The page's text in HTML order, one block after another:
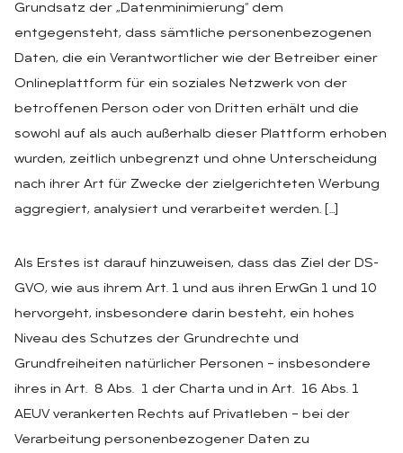
Grundsatz der „Datenminimierung“ dem
entgegensteht, dass sämtliche personenbezogenen
Daten, die ein Verantwortlicher wie der Betreiber einer
Onlineplattform für ein soziales Netzwerk von der
betroffenen Person oder von Dritten erhält und die
sowohl auf als auch außerhalb dieser Plattform erhoben
wurden, zeitlich unbegrenzt und ohne Unterscheidung
nach ihrer Art für Zwecke der zielgerichteten Werbung
aggregiert, analysiert und verarbeitet werden. […]
Als Erstes ist darauf hinzuweisen, dass das Ziel der DS-
GVO, wie aus ihrem Art. 1 und aus ihren ErwGn 1 und 10
hervorgeht, insbesondere darin besteht, ein hohes
Niveau des Schutzes der Grundrechte und
Grundfreiheiten natürlicher Personen – insbesondere
ihres in Art. 8 Abs. 1 der Charta und in Art. 16 Abs. 1
AEUV verankerten Rechts auf Privatleben – bei der
Verarbeitung personenbezogener Daten zu